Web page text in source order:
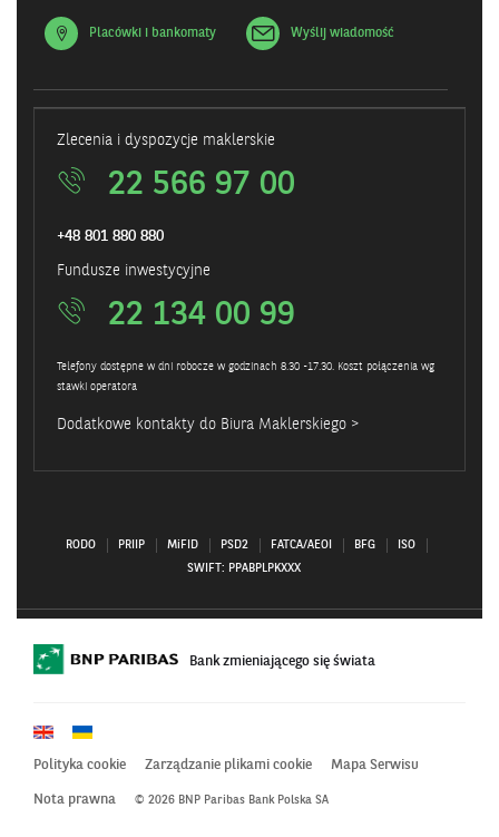
Placówki i bankomaty Wyślij wiadomość
Zlecenia i dyspozycje maklerskie
22 566 97 00
+48 801 880 880
Fundusze inwestycyjne
22 134 00 99
Telefony dostępne w dni robocze w godzinach 8.30 -17.30. Koszt połączenia wg
stawki operatora
Dodatkowe kontakty do Biura Maklerskiego >
RODO PRIIP MiFID PSD2 FATCA/AEOI BFG
ISO
SWIFT: PPABPLPKXXX
Bank zmieniającego się świata
Polityka cookie Zarządzanie plikami cookie Mapa Serwisu
Nota prawna © 2026 BNP Paribas Bank Polska SA